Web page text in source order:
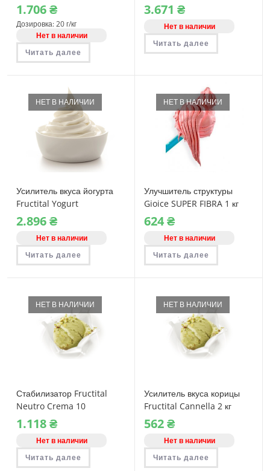
1.706₴
Дозировка: 20 г/кг
Нет в наличии
Читать далее
3.671 ₴
Нет в наличии
Читать далее
НЕТ В НАЛИЧИИ
Усилитель вкуса йогурта
Fructital Yogurt
2.896₴
Нет в наличии
Читать далее
НЕТ В НАЛИЧИИ
Улучшитель структуры
Gioice SUPER FIBRA 1 кг
624₴
Нет в наличии
Читать далее
НЕТ В НАЛИЧИИ
Стабилизатор Fructital
Neutro Crema 10
1.118₴
Нет в наличии
Читать далее
НЕТ В НАЛИЧИИ
Усилитель вкуса корицы
Fructital Cannella 2 кг
562₴
Нет в наличии
Читать далее